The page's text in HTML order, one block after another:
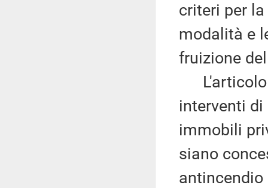
criteri per
modalità e
fruizione
L'articolo
interventi
immobili
siano
antincendio